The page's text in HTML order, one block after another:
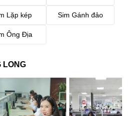
Lặp kép Sim Gánh đảo
Ông Địa
LONG